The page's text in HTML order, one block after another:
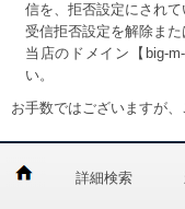
信を、拒否設定にされて
受信拒否設定を解除また
当店のドメイン【big-
い。
お手数ではございますが、
詳細検索